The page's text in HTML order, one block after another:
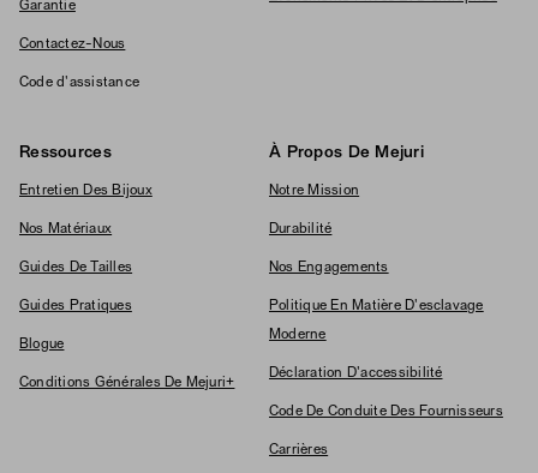
Garantie
Contactez-Nous
Code d'assistance
Ressources
Entretien Des Bijoux
Nos Matériaux
Guides De Tailles
Guides Pratiques
Blogue
Conditions Générales De Mejuri+
À Propos De Mejuri
Notre Mission
Durabilité
Nos Engagements
Politique En Matière D'esclavage
Moderne
Déclaration D'accessibilité
Code De Conduite Des Fournisseurs
Carrières